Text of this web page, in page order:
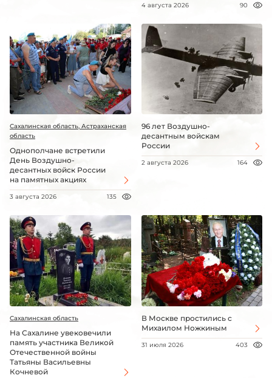
4 августа 2026 90
Сахалинская область, Астраханская
область
Однополчане встретили
День Воздушно-
десантных войск России
на памятных акциях
3 августа 2026 135
96 лет Воздушно-
десантным войскам
России
2 августа 2026 164
Сахалинская область
На Сахалине увековечили
память участника Великой
Отечественной войны
Татьяны Васильевны
Кочневой
В Москве простились с
Михаилом Ножкиным
31 июля 2026 403